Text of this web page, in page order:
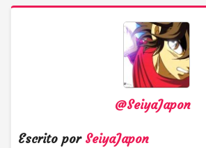
@SeiyaJapon
Escrito por SeiyaJapon